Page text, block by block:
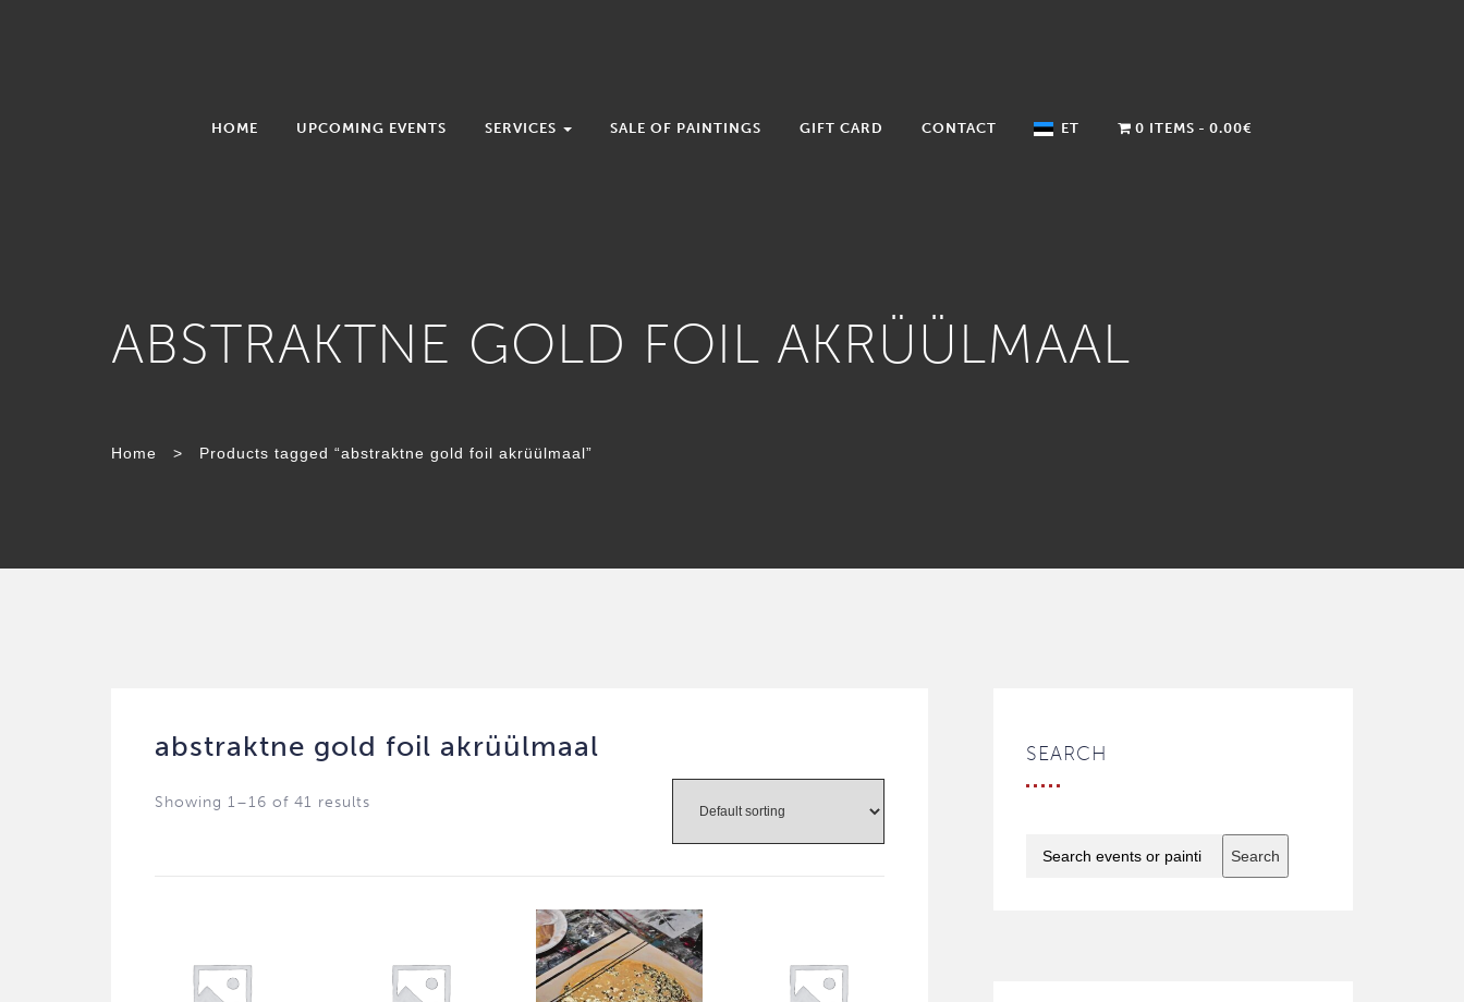
HOME UPCOMING EVENTS SERVICES SALE OF PAINTINGS GIFT CARD CONTACT ET 0 ITEMS 0.00€
ABSTRAKTNE GOLD FOIL AKRÜÜLMAAL
Home > Products tagged “abstraktne gold foil akrüülmaal”
abstraktne gold foil akrüülmaal
Showing 1–16 of 41 results
SEARCH
Search